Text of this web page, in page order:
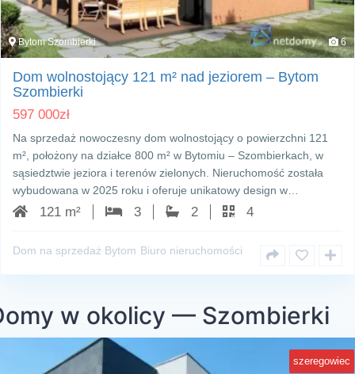
Bytom Szombierki 6
Dom wolnostojący 121 m² nad jeziorem – Bytom
Szombierki
597 000zł
Na sprzedaż nowoczesny dom wolnostojący o powierzchni 121
m², położony na działce 800 m² w Bytomiu – Szombierkach, w
sąsiedztwie jeziora i terenów zielonych. Nieruchomość została
wybudowana w 2025 roku i oferuje unikatowy design w…
121 m² 3 2 4
Dom na sprzedaż Bytom Biuro nieruchomości
w okolicy — Szombierki
szeregowiec